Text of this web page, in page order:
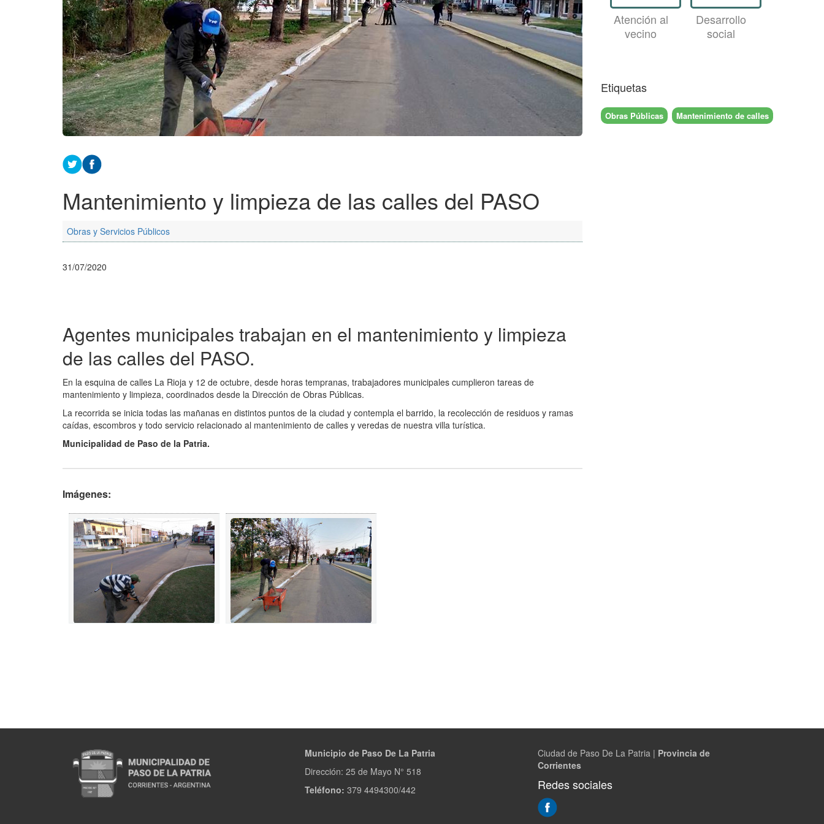
Mantenimiento y limpieza de las calles del PASO
Obras y Servicios Públicos
31/07/2020
Agentes municipales trabajan en el mantenimiento y limpieza
de las calles del PASO.
En la esquina de calles La Rioja y 12 de octubre, desde horas tempranas, trabajadores municipales cumplieron tareas de
mantenimiento y limpieza, coordinados desde la Dirección de Obras Públicas.
La recorrida se inicia todas las mañanas en distintos puntos de la ciudad y contempla el barrido, la recolección de residuos y ramas
caídas, escombros y todo servicio relacionado al mantenimiento de calles y veredas de nuestra villa turística.
Municipalidad de Paso de la Patria.
Imágenes:
Atención al
vecino
Desarrollo
social
Etiquetas
Obras Públicas Mantenimiento de calles
Municipio de Paso De La Patria
Dirección: 25 de Mayo N° 518
Teléfono: 379 4494300/442
Ciudad de Paso De La Patria | Provincia de
Corrientes
Redes sociales